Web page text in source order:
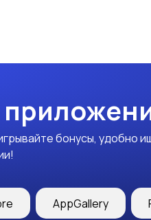
бонусы, удобно
AppGallery